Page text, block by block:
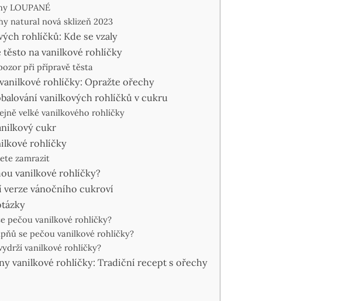
LOUPANÉ
natural nová sklizeň 2023
rohlíčků: Kde se vzaly
těsto na vanilkové rohlíčky
při přípravě těsta
rohlíčky: Opražte ořechy
vanilkových rohlíčků v cukru
velké vanilkového rohlíčky
cukr
rohlíčky
zamrazit
vanilkové rohlíčky?
verze vánočního cukroví
pečou vanilkové rohlíčky?
se pečou vanilkové rohlíčky?
vanilkové rohlíčky?
vanilkové rohlíčky: Tradiční recept s ořechy